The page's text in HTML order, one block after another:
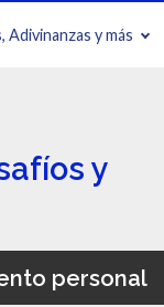
Adivinanzas y más
y
personal